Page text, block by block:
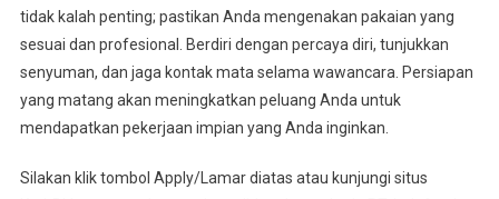
tidak kalah penting; pastikan Anda mengenakan pakaian yang
sesuai dan profesional. Berdiri dengan percaya diri, tunjukkan
senyuman, dan jaga kontak mata selama wawancara. Persiapan
yang matang akan meningkatkan peluang Anda untuk
mendapatkan pekerjaan impian yang Anda inginkan.
Silakan klik tombol Apply/Lamar diatas atau kunjungi situs